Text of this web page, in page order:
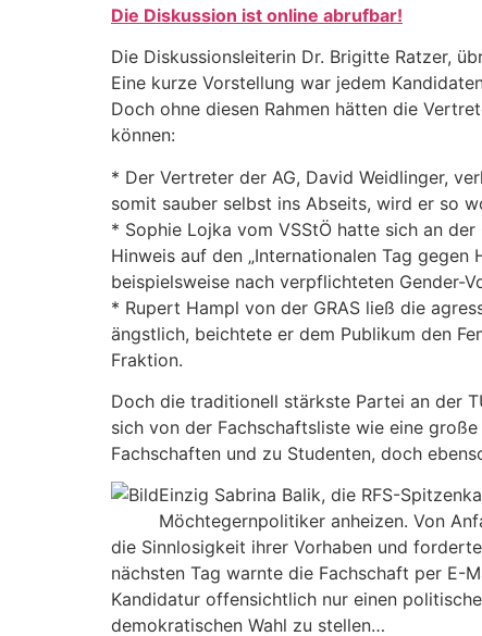
Die Diskussion ist online abrufbar!
Die Diskussionsleiterin Dr. Brigitte Ratzer,
Eine kurze Vorstellung war jedem
Doch ohne diesen Rahmen hätten die
können:
* Der Vertreter der AG, David Weidlinger,
somit sauber selbst ins Abseits, wird er so
* Sophie Lojka vom VSStÖ hatte sich an
Hinweis auf den „Internationalen Tag
beispielsweise nach verpflichteten Gender-
* Rupert Hampl von der GRAS ließ die
ängstlich, beichtete er dem Publikum den
Fraktion.
Doch die traditionell stärkste Partei an der
sich von der Fachschaftsliste wie eine
Fachschaften und zu Studenten, doch
Einzig Sabrina Balik, die RFS-
Möchtegernpolitiker anheizen. Von
die Sinnlosigkeit ihrer Vorhaben und
nächsten Tag warnte die Fachschaft per E-
Kandidatur offensichtlich nur einen
demokratischen Wahl zu stellen…